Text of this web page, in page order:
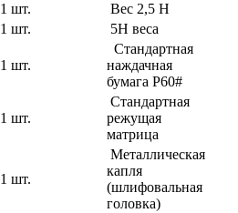
1 шт.
Вес 2,5 Н
1 шт.
5Н веса
1 шт.
Стандартная
наждачная
бумага P60#
1 шт.
Стандартная
режущая
матрица
1 шт.
Металлическая
капля
(шлифовальная
головка)